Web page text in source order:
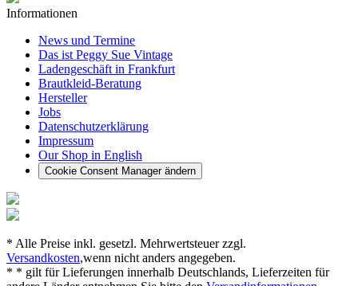
Informationen
News und Termine
Das ist Peggy Sue Vintage
Ladengeschäft in Frankfurt
Brautkleid-Beratung
Hersteller
Jobs
Datenschutzerklärung
Impressum
Our Shop in English
Cookie Consent Manager ändern
* Alle Preise inkl. gesetzl. Mehrwertsteuer zzgl.
Versandkosten,wenn nicht anders angegeben.
* * gilt für Lieferungen innerhalb Deutschlands, Lieferzeiten für